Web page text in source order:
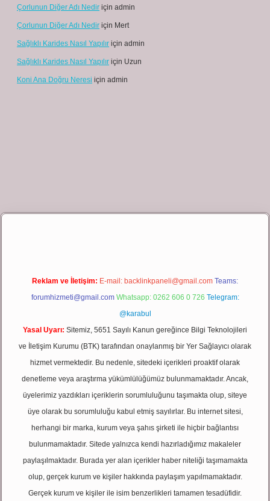
Çorlunun Diğer Adı Nedir için admin
Çorlunun Diğer Adı Nedir için Mert
Sağlıklı Karides Nasıl Yapılır için admin
Sağlıklı Karides Nasıl Yapılır için Uzun
Koni Ana Doğru Neresi için admin
giriş
Reklam ve İletişim: E-mail: backlinkpaneli@gmail.com Teams:
forumhizmeti@gmail.com Whatsapp: 0262 606 0 726 Telegram:
@karabul
Yasal Uyarı: Sitemiz, 5651 Sayılı Kanun gereğince Bilgi Teknolojileri
ve İletişim Kurumu (BTK) tarafından onaylanmış bir Yer Sağlayıcı olarak
hizmet vermektedir. Bu nedenle, sitedeki içerikleri proaktif olarak
denetleme veya araştırma yükümlülüğümüz bulunmamaktadır. Ancak,
üyelerimiz yazdıkları içeriklerin sorumluluğunu taşımakta olup, siteye
üye olarak bu sorumluluğu kabul etmiş sayılırlar. Bu internet sitesi,
herhangi bir marka, kurum veya şahıs şirketi ile hiçbir bağlantısı
bulunmamaktadır. Sitede yalnızca kendi hazırladığımız makaleler
paylaşılmaktadır. Burada yer alan içerikler haber niteliği taşımamakta
olup, gerçek kurum ve kişiler hakkında paylaşım yapılmamaktadır.
Gerçek kurum ve kişiler ile isim benzerlikleri tamamen tesadüfidir.